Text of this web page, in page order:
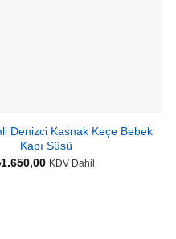
Denizci Kasnak Keçe Bebek
Kapı Süsü
1.650,00 KDV Dahil